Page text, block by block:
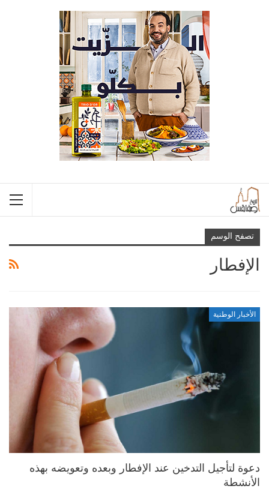
تصفح الوسم
الإفطار
الأخبار الوطنية
دعوة لتأجيل التدخين عند الإفطار وبعده وتعويضه بهذه
الأنشطة